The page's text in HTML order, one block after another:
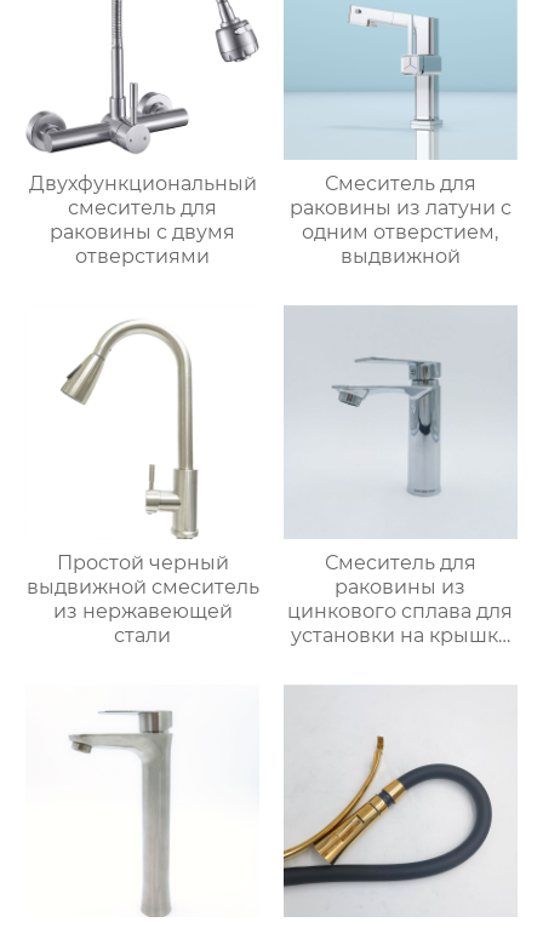
Двухфункциональный
смеситель для
раковины с двумя
отверстиями
Смеситель для
раковины из латуни с
одним отверстием,
выдвижной
Простой черный
выдвижной смеситель
из нержавеющей
стали
Смеситель для
раковины из
цинкового сплава для
установки на крышку